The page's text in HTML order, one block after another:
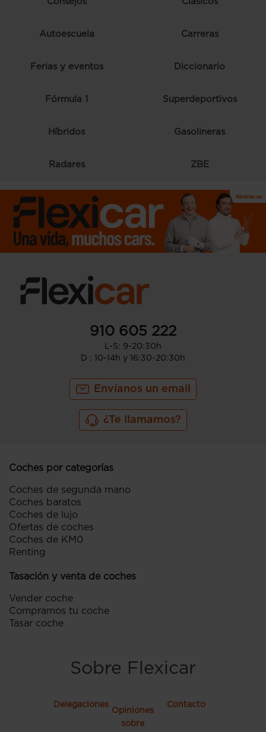
Autoescuela Carreras
Ferias y eventos Diccionario
Fórmula 1 Superdeportivos
Híbridos Gasolineras
Radares ZBE
910 605 222
L-S: 9-20:30h
D : 10-14h y 16:30-20:30h
Envíanos un email
¿Te llamamos?
Coches por categorías
Coches de segunda mano
Coches baratos
Coches de lujo
Ofertas de coches
Coches de KM0
Renting
Tasación y venta de coches
Vender coche
Compramos tu coche
Tasar coche
Sobre Flexicar
Delegaciones
Opiniones
sobre
Contacto